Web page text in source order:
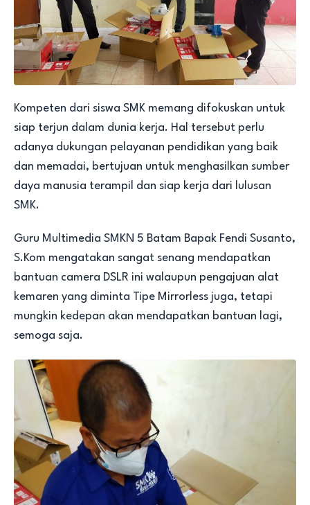
Kompeten dari siswa SMK memang difokuskan untuk
siap terjun dalam dunia kerja. Hal tersebut perlu
adanya dukungan pelayanan pendidikan yang baik
dan memadai, bertujuan untuk menghasilkan sumber
daya manusia terampil dan siap kerja dari lulusan
SMK.
Guru Multimedia SMKN 5 Batam Bapak Fendi Susanto,
S.Kom mengatakan sangat senang mendapatkan
bantuan camera DSLR ini walaupun pengajuan alat
kemaren yang diminta Tipe Mirrorless juga, tetapi
mungkin kedepan akan mendapatkan bantuan lagi,
semoga saja.